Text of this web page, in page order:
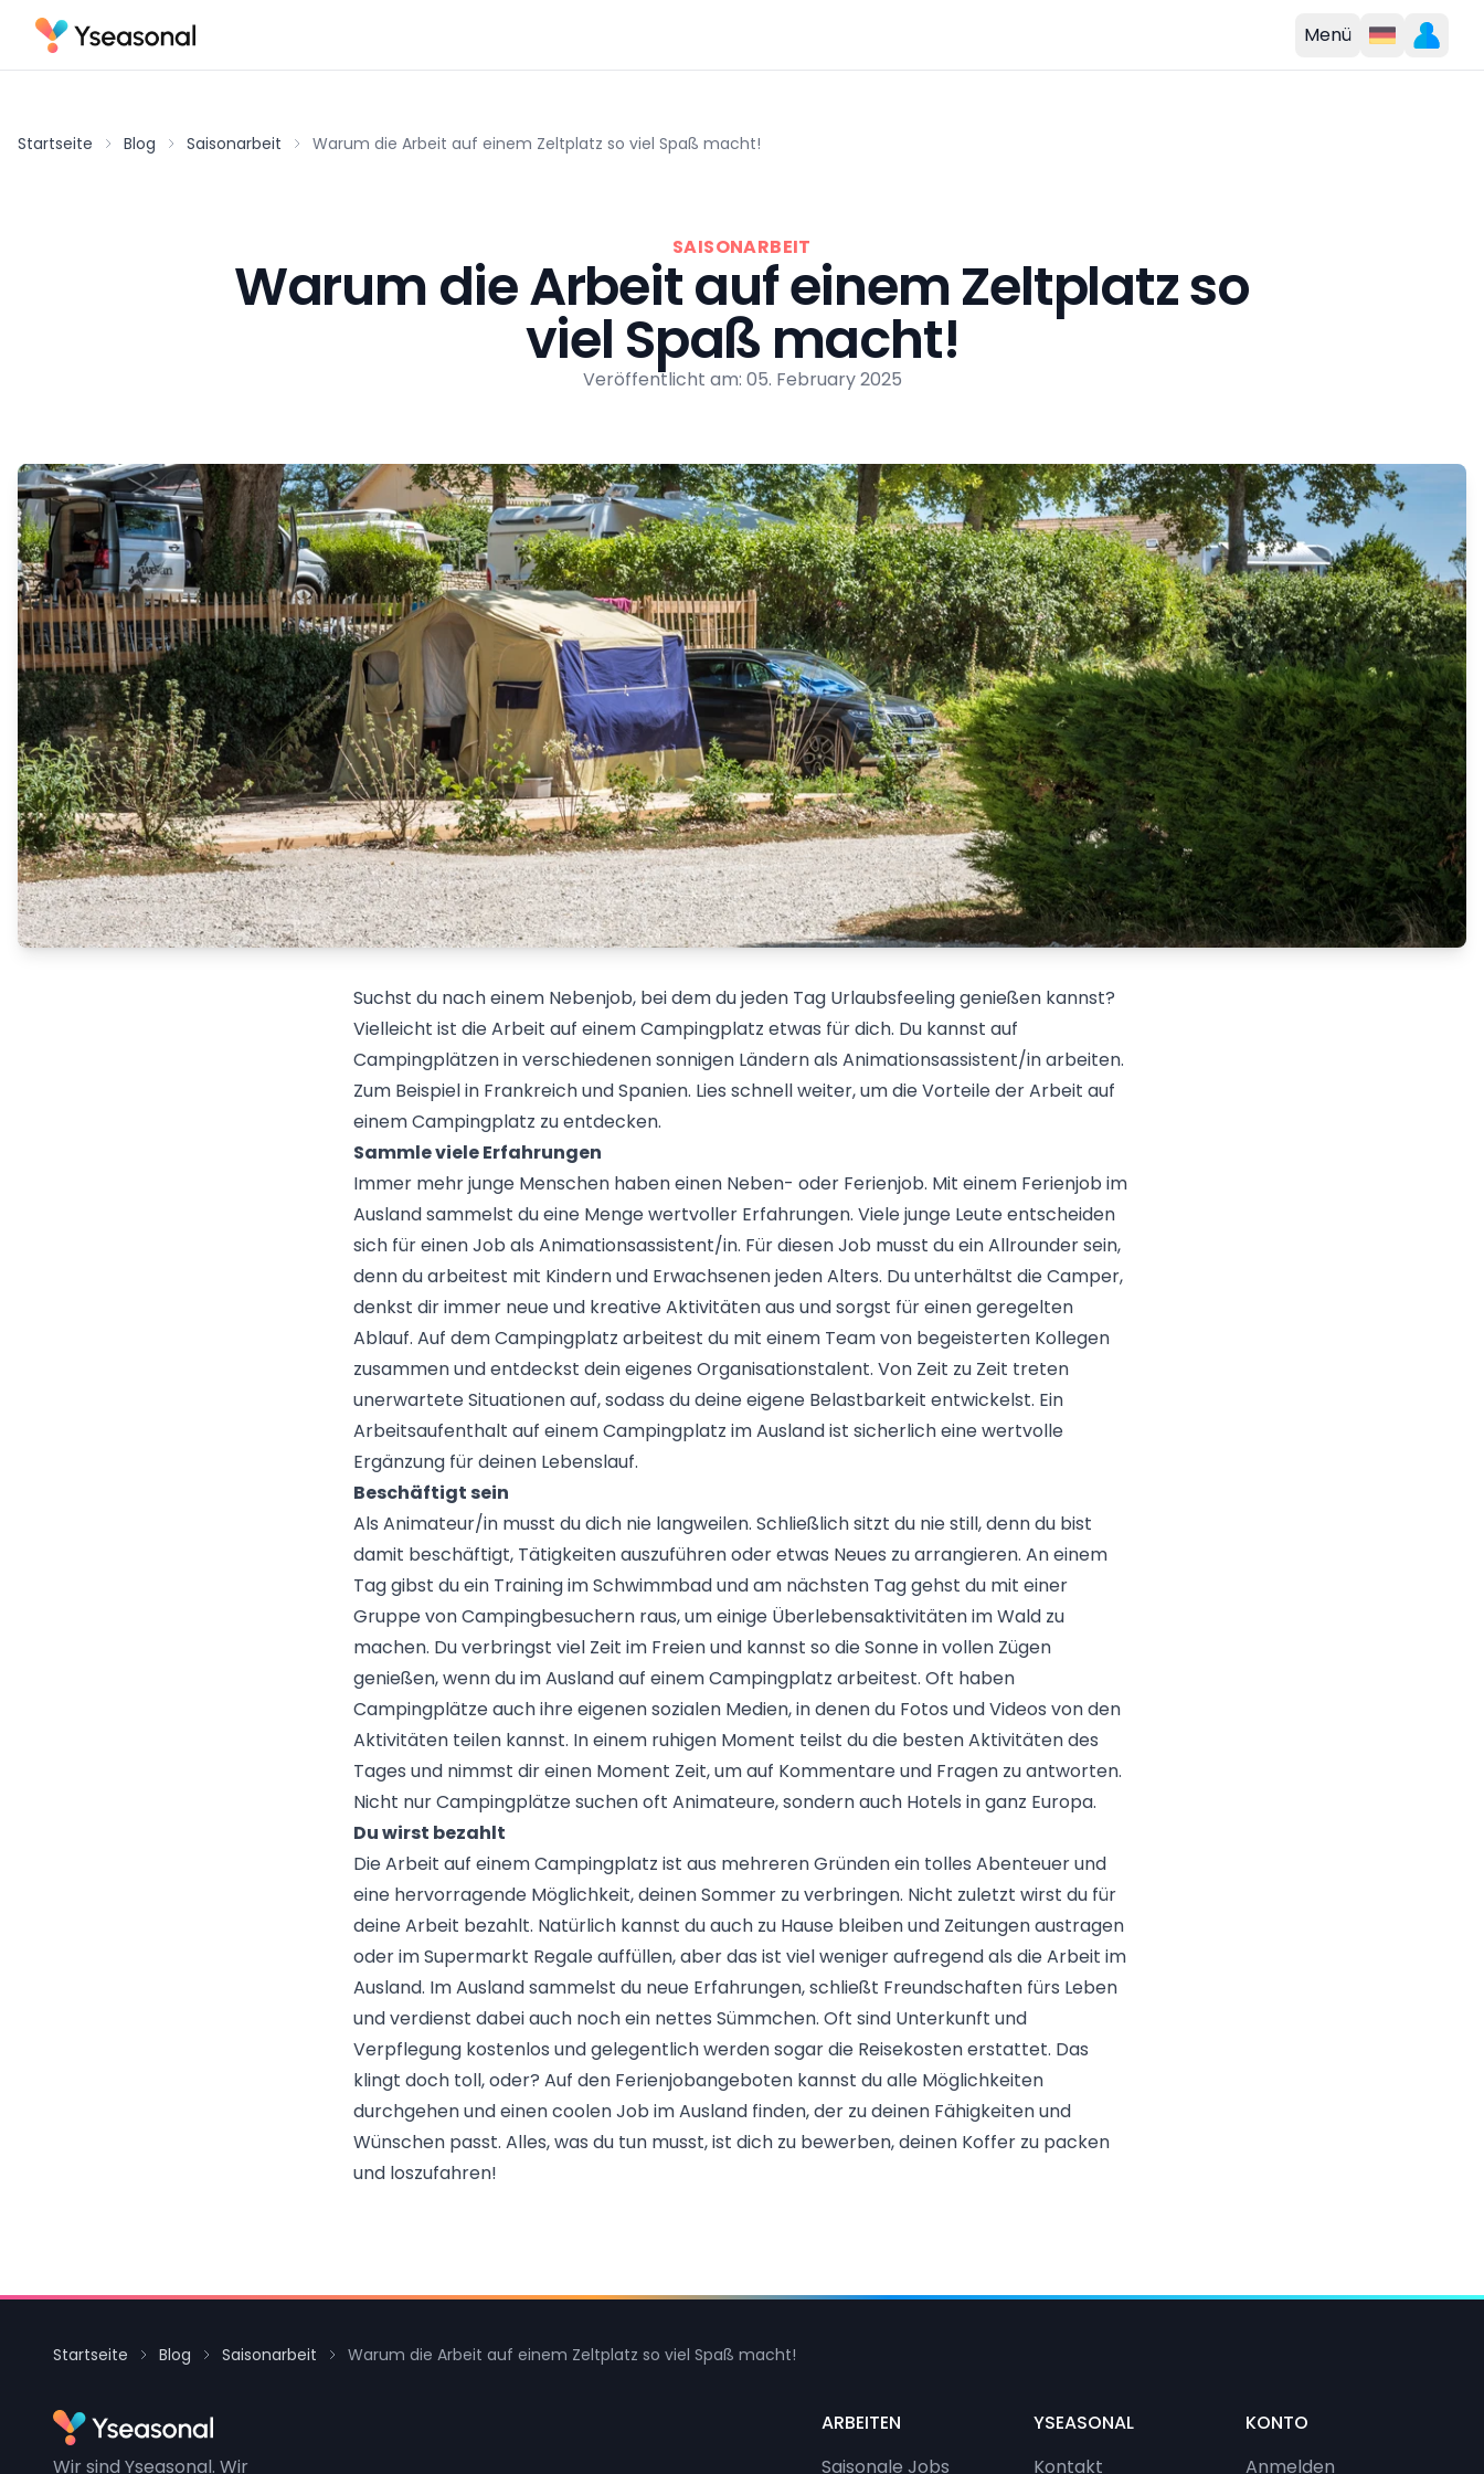
Menü
Startseite Blog Saisonarbeit Warum die Arbeit auf einem Zeltplatz so viel Spaß macht!
SAISONARBEIT
Warum die Arbeit auf einem Zeltplatz so
viel Spaß macht!
Veröffentlicht am: 05. February 2025
Suchst du nach einem Nebenjob, bei dem du jeden Tag Urlaubsfeeling genießen kannst?
Vielleicht ist die Arbeit auf einem Campingplatz etwas für dich. Du kannst auf
Campingplätzen in verschiedenen sonnigen Ländern als Animationsassistent/in arbeiten.
Zum Beispiel in Frankreich und Spanien. Lies schnell weiter, um die Vorteile der Arbeit auf
einem Campingplatz zu entdecken.
Sammle viele Erfahrungen
Immer mehr junge Menschen haben einen Neben- oder Ferienjob. Mit einem Ferienjob im
Ausland sammelst du eine Menge wertvoller Erfahrungen. Viele junge Leute entscheiden
sich für einen Job als Animationsassistent/in. Für diesen Job musst du ein Allrounder sein,
denn du arbeitest mit Kindern und Erwachsenen jeden Alters. Du unterhältst die Camper,
denkst dir immer neue und kreative Aktivitäten aus und sorgst für einen geregelten
Ablauf. Auf dem Campingplatz arbeitest du mit einem Team von begeisterten Kollegen
zusammen und entdeckst dein eigenes Organisationstalent. Von Zeit zu Zeit treten
unerwartete Situationen auf, sodass du deine eigene Belastbarkeit entwickelst. Ein
Arbeitsaufenthalt auf einem Campingplatz im Ausland ist sicherlich eine wertvolle
Ergänzung für deinen Lebenslauf.
Beschäftigt sein
Als Animateur/in musst du dich nie langweilen. Schließlich sitzt du nie still, denn du bist
damit beschäftigt, Tätigkeiten auszuführen oder etwas Neues zu arrangieren. An einem
Tag gibst du ein Training im Schwimmbad und am nächsten Tag gehst du mit einer
Gruppe von Campingbesuchern raus, um einige Überlebensaktivitäten im Wald zu
machen. Du verbringst viel Zeit im Freien und kannst so die Sonne in vollen Zügen
genießen, wenn du im Ausland auf einem Campingplatz arbeitest. Oft haben
Campingplätze auch ihre eigenen sozialen Medien, in denen du Fotos und Videos von den
Aktivitäten teilen kannst. In einem ruhigen Moment teilst du die besten Aktivitäten des
Tages und nimmst dir einen Moment Zeit, um auf Kommentare und Fragen zu antworten.
Nicht nur Campingplätze suchen oft Animateure, sondern auch Hotels in ganz Europa.
Du wirst bezahlt
Die Arbeit auf einem Campingplatz ist aus mehreren Gründen ein tolles Abenteuer und
eine hervorragende Möglichkeit, deinen Sommer zu verbringen. Nicht zuletzt wirst du für
deine Arbeit bezahlt. Natürlich kannst du auch zu Hause bleiben und Zeitungen austragen
oder im Supermarkt Regale auffüllen, aber das ist viel weniger aufregend als die Arbeit im
Ausland. Im Ausland sammelst du neue Erfahrungen, schließt Freundschaften fürs Leben
und verdienst dabei auch noch ein nettes Sümmchen. Oft sind Unterkunft und
Verpflegung kostenlos und gelegentlich werden sogar die Reisekosten erstattet. Das
klingt doch toll, oder? Auf den Ferienjobangeboten kannst du alle Möglichkeiten
durchgehen und einen coolen Job im Ausland finden, der zu deinen Fähigkeiten und
Wünschen passt. Alles, was du tun musst, ist dich zu bewerben, deinen Koffer zu packen
und loszufahren!
Startseite Blog Saisonarbeit Warum die Arbeit auf einem Zeltplatz so viel Spaß macht!
Wir sind Yseasonal. Wir
ARBEITEN
Saisonale Jobs
YSEASONAL
Kontakt
KONTO
Anmelden